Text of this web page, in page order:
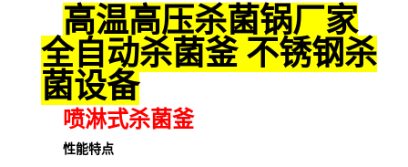
高温高压杀菌锅厂家
全自动杀菌釜 不锈钢杀
菌设备
喷淋式杀菌釜
性能特点